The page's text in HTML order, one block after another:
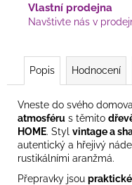
Vlastní prodejna
Navštivte nás v
Popis Hodnocení
Vneste do svého domova
atmosféru s těmito
HOME. Styl vintage a
autentický a hřejivý
rustikálními aranžmá.
Přepravky jsou